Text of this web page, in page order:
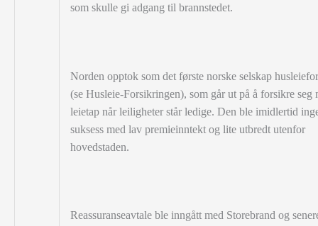
som skulle gi adgang til brannstedet.
Norden opptok som det første norske selskap
(se Husleie-Forsikringen), som går ut på å forsikre seg
leietap når leiligheter står ledige. Den ble imidlertid
suksess med lav premieinntekt og lite utbredt utenfor
hovedstaden.
Reassuranseavtale ble inngått med Storebrand og